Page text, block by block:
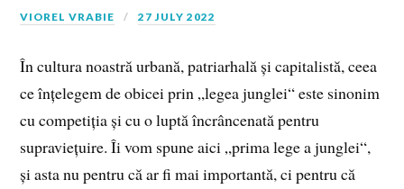
VIOREL VRABIE 27 JULY 2022
În cultura noastră urbană, patriarhală și capitalistă, ceea
ce înțelegem de obicei prin „legea junglei“ este sinonim
cu competiția și cu o luptă încrâncenată pentru
supraviețuire. Îi vom spune aici „prima lege a junglei“,
și asta nu pentru că ar fi mai importantă, ci pentru că